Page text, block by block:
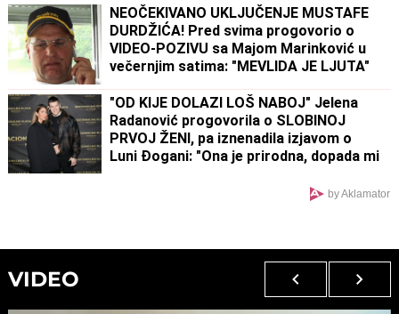
NEOČEKIVANO UKLJUČENJE MUSTAFE
DURDŽIĆA! Pred svima progovorio o
VIDEO-POZIVU sa Majom Marinković u
večernjim satima: "MEVLIDA JE LJUTA"
"OD KIJE DOLAZI LOŠ NABOJ" Jelena
Radanović progovorila o SLOBINOJ
PRVOJ ŽENI, pa iznenadila izjavom o
Luni Đogani: "Ona je prirodna, dopada mi
by Aklamator
VIDEO